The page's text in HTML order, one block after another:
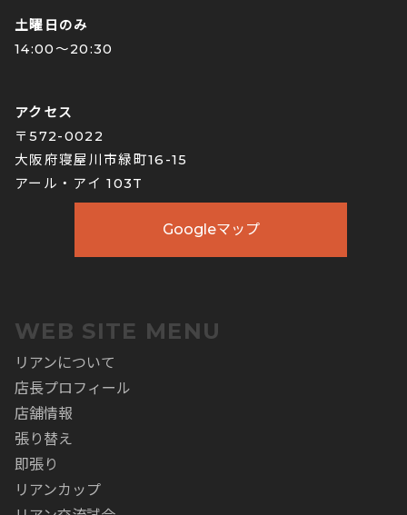
土曜日のみ
14:00〜20:30
アクセス
〒572-0022
大阪府寝屋川市緑町16-15
アール・アイ 103T
Googleマップ
WEB SITE MENU
リアンについて
店長プロフィール
店舗情報
張り替え
即張り
リアンカップ